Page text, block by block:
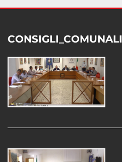
CONSIGLI_COMUNALI